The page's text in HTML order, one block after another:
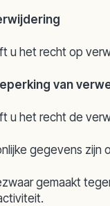
u het recht op
van
u het recht de
gegevens zijn
gemaakt